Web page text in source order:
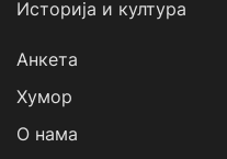
Историја и култура
Анкета
Хумор
О нама